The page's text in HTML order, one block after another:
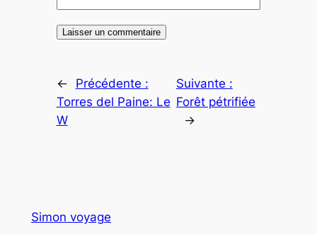
←
Précédente :
Torres del Paine: Le
W
Suivante :
Forêt pétrifiée
→
Simon voyage